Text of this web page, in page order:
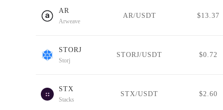
AR
Arweave
AR/USDT $13.37
STORJ
Storj
STORJ/USDT $0.72
STX
Stacks
STX/USDT $2.60